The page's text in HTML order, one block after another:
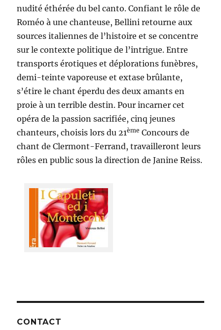
nudité éthérée du bel canto. Confiant le rôle de
Roméo à une chanteuse, Bellini retourne aux
sources italiennes de l’histoire et se concentre
sur le contexte politique de l’intrigue. Entre
transports érotiques et déplorations funèbres,
demi-teinte vaporeuse et extase brûlante,
s’étire le chant éperdu des deux amants en
proie à un terrible destin. Pour incarner cet
opéra de la passion sacrifiée, cinq jeunes
chanteurs, choisis lors du 21ème Concours de
chant de Clermont-Ferrand, travailleront leurs
rôles en public sous la direction de Janine Reiss.
CONTACT